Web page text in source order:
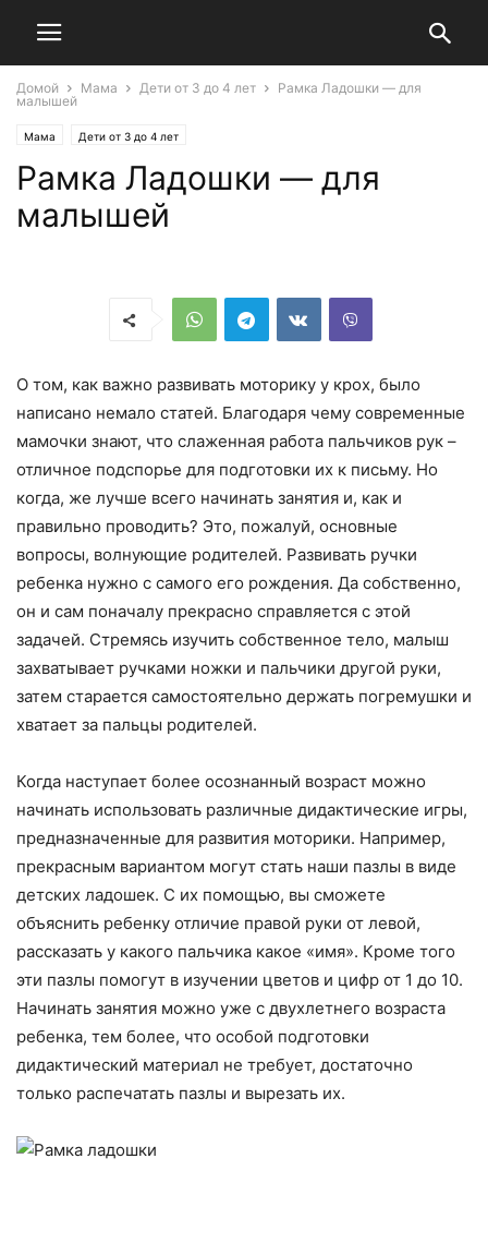
Домой Мама Дети от 3 до 4 лет
Рамка Ладошки — для
малышей
Мама Дети от 3 до 4 лет
Рамка Ладошки — для
малышей
О том, как важно развивать моторику у крох, было
написано немало статей. Благодаря чему современные
мамочки знают, что слаженная работа пальчиков рук –
отличное подспорье для подготовки их к письму. Но
когда, же лучше всего начинать занятия и, как и
правильно проводить? Это, пожалуй, основные
вопросы, волнующие родителей. Развивать ручки
ребенка нужно с самого его рождения. Да собственно,
он и сам поначалу прекрасно справляется с этой
задачей. Стремясь изучить собственное тело, малыш
захватывает ручками ножки и пальчики другой руки,
затем старается самостоятельно держать погремушки и
хватает за пальцы родителей.
Когда наступает более осознанный возраст можно
начинать использовать различные дидактические игры,
предназначенные для развития моторики. Например,
прекрасным вариантом могут стать наши пазлы в виде
детских ладошек. С их помощью, вы сможете
объяснить ребенку отличие правой руки от левой,
рассказать у какого пальчика какое «имя». Кроме того
эти пазлы помогут в изучении цветов и цифр от 1 до 10.
Начинать занятия можно уже с двухлетнего возраста
ребенка, тем более, что особой подготовки
дидактический материал не требует, достаточно
только распечатать пазлы и вырезать их.